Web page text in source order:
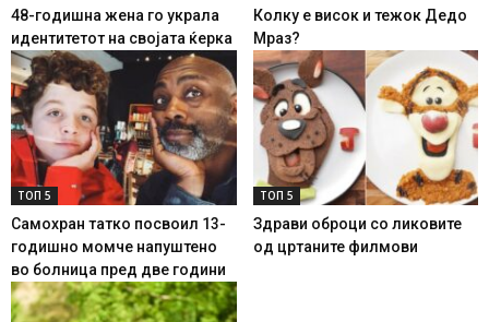
48-годишна жена го украла
идентитетот на својата ќерка
Колку е висок и тежок Дедо
Мраз?
ТОП 5
Самохран татко посвоил 13-
годишно момче напуштено
во болница пред две години
ТОП 5
Здрави оброци со ликовите
од цртаните филмови